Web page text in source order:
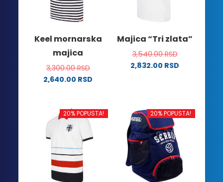
biti
izabrane
stranici
proizvoda.
izabrane
stranici
proizvoda.
Keel mornarska
majica
3,300.00RSD
2,640.00 RSD
ima
više
varijanti.
Opcije
mogu
biti
Majica “Tri zlata”
3,540.00RSD
2,832.00 RSD
više
varijanti.
Opcije
mogu
biti
izabrane
na
20% POPUSTA! 20% POPUSTA!